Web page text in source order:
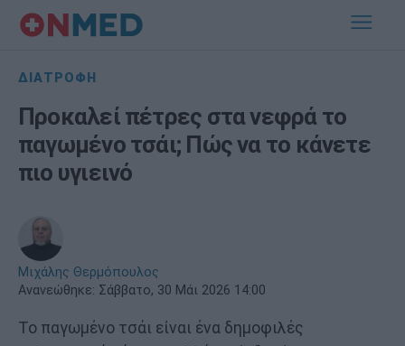
ΔΙΑΤΡΟΦΗ
Προκαλεί πέτρες στα νεφρά το
παγωμένο τσάι; Πώς να το κάνετε
πιο υγιεινό
Μιχάλης Θερμόπουλος
Ανανεώθηκε: Σάββατο, 30 Μάι 2026 14:00
Το παγωμένο τσάι είναι ένα δημοφιλές